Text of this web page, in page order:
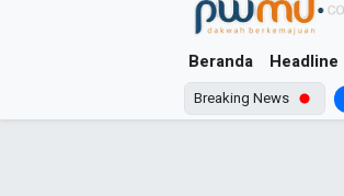
Beranda Headline
Breaking News